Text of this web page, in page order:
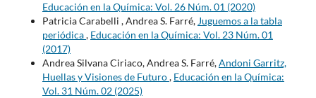
Educación en la Química: Vol. 26 Núm. 01 (2020)
Patricia Carabelli , Andrea S. Farré, Juguemos a la tabla
periódica, Educación en la Química: Vol. 23 Núm. 01
(2017)
Andrea Silvana Ciriaco, Andrea S. Farré,Andoni Garritz,
Huellas y Visiones de Futuro, Educación en la Química:
Vol. 31 Núm. 02 (2025)